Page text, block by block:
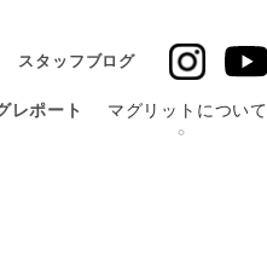
スタッフブログ
レポート マグリットについて